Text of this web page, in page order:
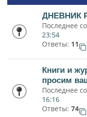
ДНЕВНИК
Последнее
23:54
Ответы: 11
Книги и
просим
Последнее
16:16
Ответы: 74